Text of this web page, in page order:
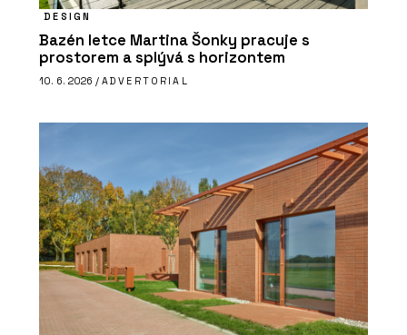
DESIGN
Bazén letce Martina Šonky pracuje s
prostorem a splývá s horizontem
10. 6. 2026 / ADVERTORIAL